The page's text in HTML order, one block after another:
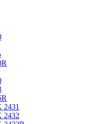
2431
2432